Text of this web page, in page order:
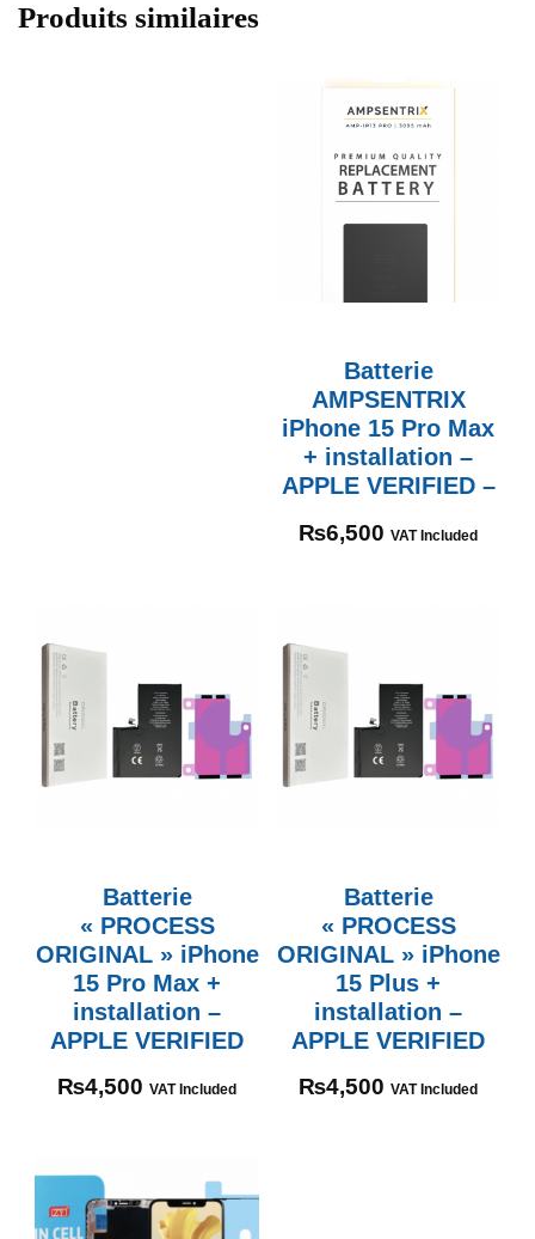
Produits similaires
Batterie
AMPSENTRIX
iPhone 15 Pro Max
+ installation –
APPLE VERIFIED –
₨6,500 VAT Included
Batterie
« PROCESS
ORIGINAL » iPhone
15 Pro Max +
installation –
APPLE VERIFIED
₨4,500 VAT Included
Batterie
« PROCESS
ORIGINAL » iPhone
15 Plus +
installation –
APPLE VERIFIED
₨4,500 VAT Included